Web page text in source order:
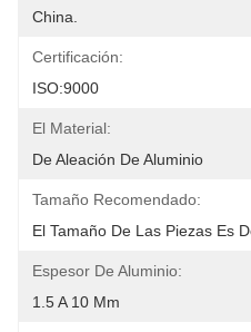
China.
Certificación:
ISO:9000
El Material:
De Aleación De Aluminio
Tamaño Recomendado:
El Tamaño De Las Piezas Es
Espesor De Aluminio:
1.5 A 10 Mm